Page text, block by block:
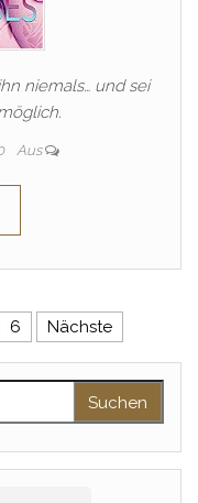
niemals… und sei
Aus
der
6 Nächste